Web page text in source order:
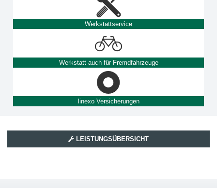
Werkstattservice
Werkstatt auch für Fremdfahrzeuge
linexo Versicherungen
LEISTUNGSÜBERSICHT